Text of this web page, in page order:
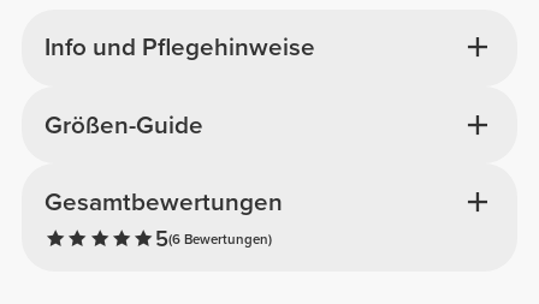
Info und Pflegehinweise
Gesamtbewertungen
5(6 Bewertungen)
Größen-Guide